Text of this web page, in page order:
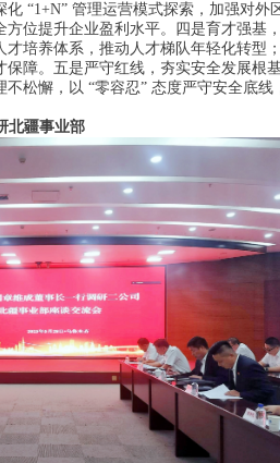
“1+N” 管理运营模式探索，加强对外
位提升企业盈利水平。
四是育才强基
培养体系，推动人才梯队年轻化转型
障。 五是严守红线，夯实安全发展根基
松懈，以 “零容忍” 态度严守安全底线
北疆事业部